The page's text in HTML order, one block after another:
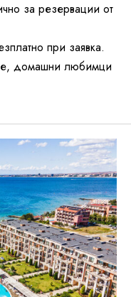
за резервации от
при заявкa.
домашни любимци